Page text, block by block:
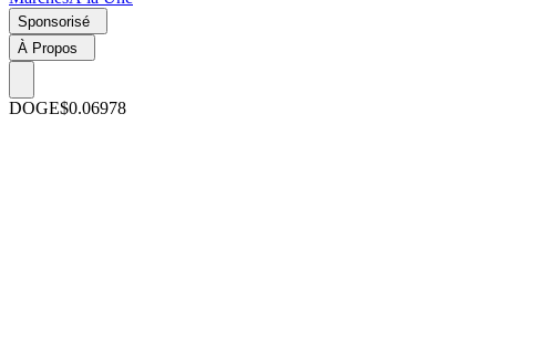
Sponsorisé
À Propos
DOGE$0.06978